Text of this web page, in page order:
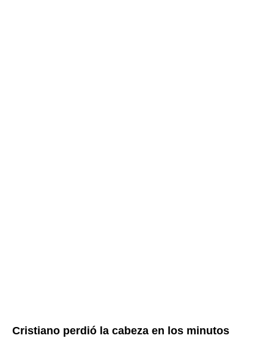
Cristiano perdió la cabeza en los minutos